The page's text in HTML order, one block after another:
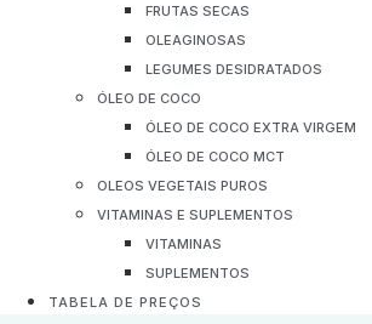
FRUTAS SECAS
OLEAGINOSAS
LEGUMES DESIDRATADOS
ÓLEO DE COCO
ÓLEO DE COCO EXTRA VIRGEM
ÓLEO DE COCO MCT
OLEOS VEGETAIS PUROS
VITAMINAS E SUPLEMENTOS
VITAMINAS
SUPLEMENTOS
TABELA DE PREÇOS